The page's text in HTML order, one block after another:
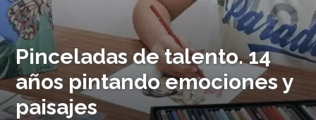
Pinceladas de talento. 14
años pintando emociones y
paisajes